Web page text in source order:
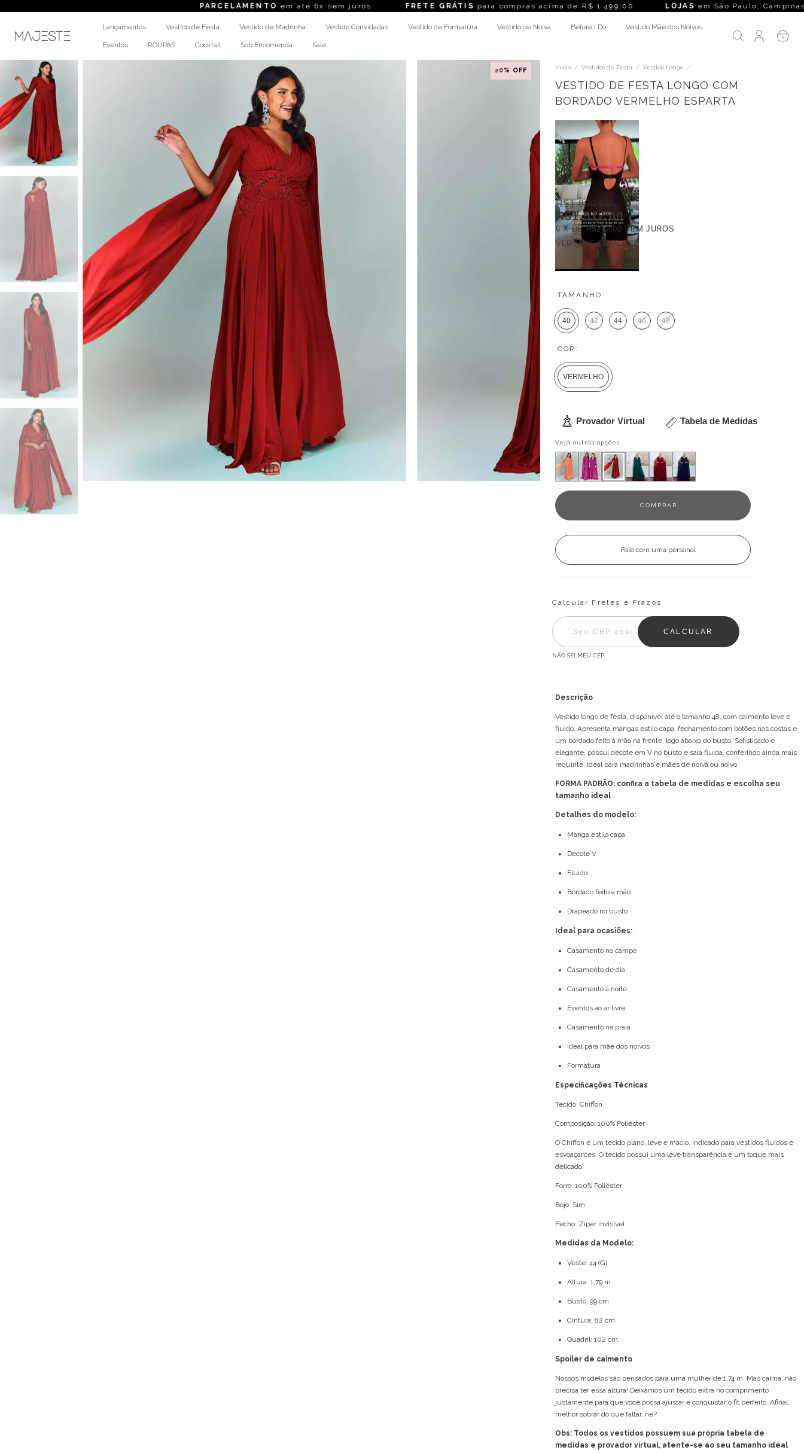
em até 6x sem jurosFRETE GRÁTIS para compras acima de R$ 1.499,00 LOJASem São Paulo, Campinas, Rio de
Lançamentos Vestido de Festa Vestido de Madrinha Vestido Convidadas Vestido de Formatura Vestido de Noiva Before I Do Vestido Mãe dos Noivos
Eventos ROUPAS Cocktail Sob Encomenda Sale
0
20% OFF Início / Vestidos de Festa / Vestido Longo /
VESTIDO DE FESTA LONGO COM
BORDADO VERMELHO ESPARTA
R$1.890,00
R$1.512,00
6 X DER$252,00 SEM JUROS
VER MAIS DETALHES
FRETE GRÁTIS
TAMANHO:
40 42 44 46 48
COR:
VERMELHO
Provador Virtual Tabela de Medidas
Veja outras opções
Fale com uma personal
Calcular Fretes e Prazos
CALCULAR
NÃO SEI MEU CEP
Descrição
Vestido longo de festa, disponível até o tamanho 48, com caimento leve e
fluido. Apresenta mangas estilo capa, fechamento com botões nas costas e
um bordado feito à mão na frente, logo abaixo do busto. Sofisticado e
elegante, possui decote em V no busto e saia fluida, conferindo ainda mais
requinte. Ideal para madrinhas e mães de noiva ou noivo.
FORMA PADRÃO: confira a tabela de medidas e escolha seu
tamanho ideal
Detalhes do modelo:
Manga estilo capa
Decote V
Fluido
Bordado feito a mão
Drapeado no busto
Ideal para ocasiões:
Casamento no campo
Casamento de dia
Casamento a noite
Eventos ao ar livre
Casamento na praia
Ideal para mãe dos noivos
Formatura
Especificações Técnicas
Tecido: Chiffon
Composição: 100% Poliéster
O Chiffon é um tecido plano, leve e macio, indicado para vestidos fluídos e
esvoaçantes. O tecido possui uma leve transparência e um toque mais
delicado.
Forro: 100% Poliéster
Bojo: Sim
Fecho: Zíper invisível
Medidas da Modelo:
Veste: 44 (G)
Altura: 1,79 m
Busto: 99 cm
Cintura: 82 cm
Quadril: 102 cm
Spoiler de caimento
Nossos modelos são pensados para uma mulher de 1,74 m. Mas calma, não
precisa ter essa altura! Deixamos um tecido extra no comprimento
justamente para que você possa ajustar e conquistar o fit perfeito. Afinal,
melhor sobrar do que faltar, né?
Obs: Todos os vestidos possuem sua própria tabela de
medidas e provador virtual, atente-se ao seu tamanho ideal